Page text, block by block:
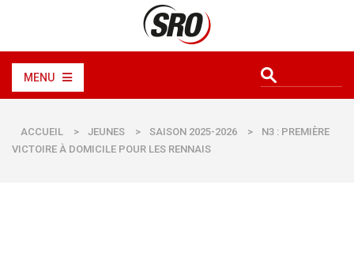
MENU
ACCUEIL > JEUNES > SAISON 2025-2026 >
N3 : PREMIÈRE
VICTOIRE À DOMICILE POUR LES RENNAIS